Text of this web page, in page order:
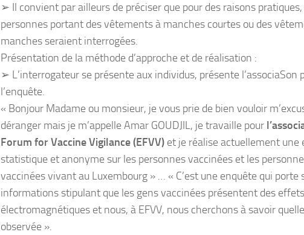
➢ Il convient par ailleurs de préciser que pour des raisons
personnes portant des vêtements à manches courtes ou des
manches seraient interrogées.
Présentation de la méthode d’approche et de réalisation :
➢ L’interrogateur se présente aux individus, présente l’associaSon
l’enquête.
« Bonjour Madame ou monsieur, je vous prie de bien vouloir
déranger mais je m’appelle Amar GOUDJIL, je travaille pour
Forum for Vaccine Vigilance (EFVV) et je réalise actuellement une
statistique et anonyme sur les personnes vaccinées et les
vaccinées vivant au Luxembourg » … « C’est une enquête qui porte
informations stipulant que les gens vaccinées présentent des effets
électromagnétiques et nous, à EFVV, nous cherchons à savoir
observée ».